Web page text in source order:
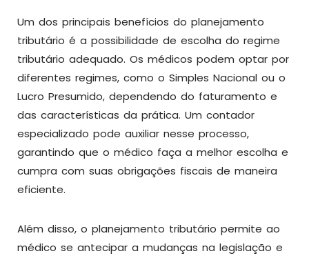
Um dos principais benefícios do planejamento
tributário é a possibilidade de escolha do regime
tributário adequado. Os médicos podem optar por
diferentes regimes, como o Simples Nacional ou o
Lucro Presumido, dependendo do faturamento e
das características da prática. Um contador
especializado pode auxiliar nesse processo,
garantindo que o médico faça a melhor escolha e
cumpra com suas obrigações fiscais de maneira
eficiente.
Além disso, o planejamento tributário permite ao
médico se antecipar a mudanças na legislação e